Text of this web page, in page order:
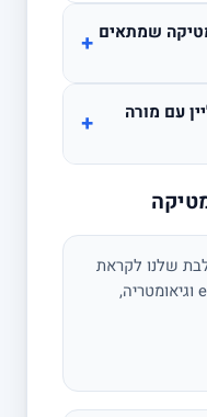
שמתאים +
עם מורה
+
שלנו לקראת
בגרות. השיעורים חיזקו אלגebra וגיאומטריה,